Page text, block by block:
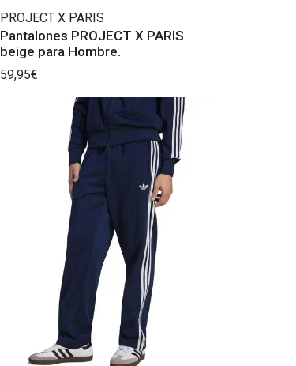
PROJECT X PARIS
Pantalones PROJECT X PARIS
beige para Hombre.
59,95€